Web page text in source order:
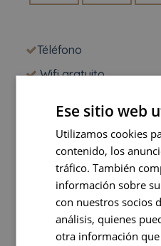
Téléfono
Wifi gratuito
Climatización
Pantalla plana
Televisión
Ese sitio web
Utilizamos cookies
contenido, los
tráfico. También
información sobre
con nuestros socios
análisis, quienes
otra información que